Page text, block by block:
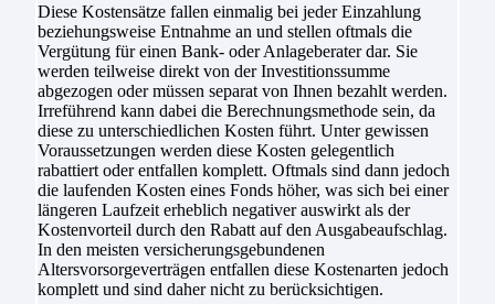
Diese Kostensätze fallen einmalig bei jeder Einzahlung
beziehungsweise Entnahme an und stellen oftmals die
Vergütung für einen Bank- oder Anlageberater dar. Sie
werden teilweise direkt von der Investitionssumme
abgezogen oder müssen separat von Ihnen bezahlt werden.
Irreführend kann dabei die Berechnungsmethode sein, da
diese zu unterschiedlichen Kosten führt. Unter gewissen
Voraussetzungen werden diese Kosten gelegentlich
rabattiert oder entfallen komplett. Oftmals sind dann jedoch
die laufenden Kosten eines Fonds höher, was sich bei einer
längeren Laufzeit erheblich negativer auswirkt als der
Kostenvorteil durch den Rabatt auf den Ausgabeaufschlag.
In den meisten versicherungsgebundenen
Altersvorsorgeverträgen entfallen diese Kostenarten jedoch
komplett und sind daher nicht zu berücksichtigen.